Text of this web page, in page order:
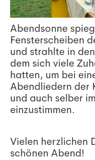
Abendsonne
Fensterscheiben
und strahlte in
dem sich viele
hatten, um bei
Abendliedern der
und auch selber
einzustimmen.
Vielen herzlichen
schönen Abend!